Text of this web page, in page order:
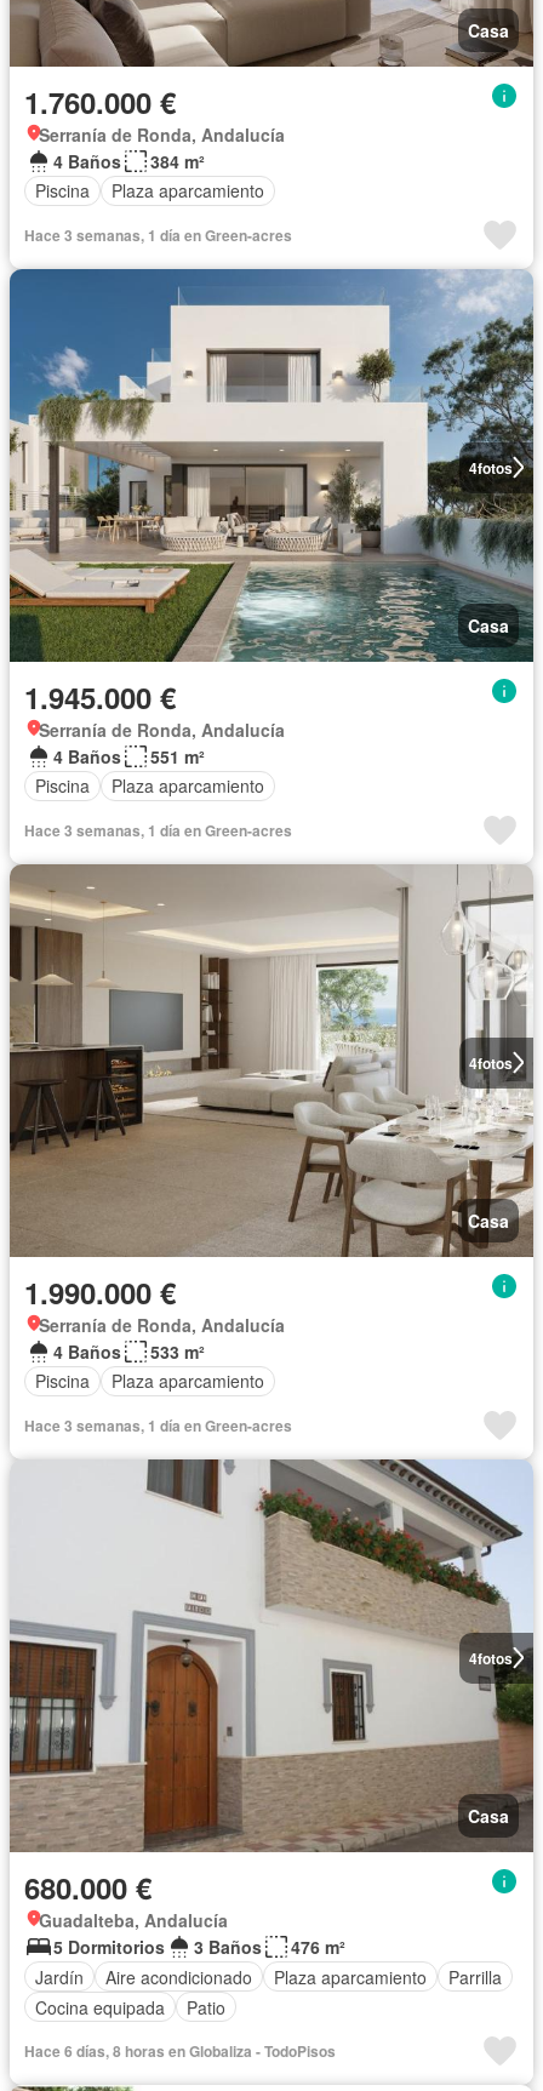
Casa
1.760.000 €
Serranía de Ronda, Andalucía
4 Baños
384 m²
Piscina
Plaza aparcamiento
Hace 3 semanas, 1 día en Green-acres
4fotos
Casa
1.945.000 €
Serranía de Ronda, Andalucía
4 Baños
551 m²
Piscina
Plaza aparcamiento
Hace 3 semanas, 1 día en Green-acres
4fotos
Casa
1.990.000 €
Serranía de Ronda, Andalucía
4 Baños
533 m²
Piscina
Plaza aparcamiento
Hace 3 semanas, 1 día en Green-acres
4fotos
Casa
680.000 €
Guadalteba, Andalucía
5 Dormitorios
3 Baños
476 m²
Jardín
Aire acondicionado Plaza aparcamiento
Parrilla
Cocina equipada
Patio
Hace 6 días, 8 horas en Globaliza - TodoPisos